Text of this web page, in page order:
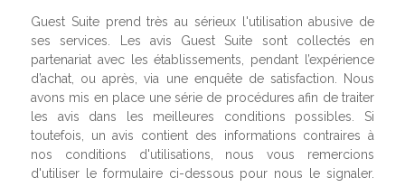
Guest Suite prend très au sérieux l'utilisation abusive de
ses services. Les avis Guest Suite sont collectés en
partenariat avec les établissements, pendant l’expérience
d’achat, ou après, via une enquête de satisfaction. Nous
avons mis en place une série de procédures afin de traiter
les avis dans les meilleures conditions possibles. Si
toutefois, un avis contient des informations contraires à
nos conditions d'utilisations, nous vous remercions
d'utiliser le formulaire ci-dessous pour nous le signaler.